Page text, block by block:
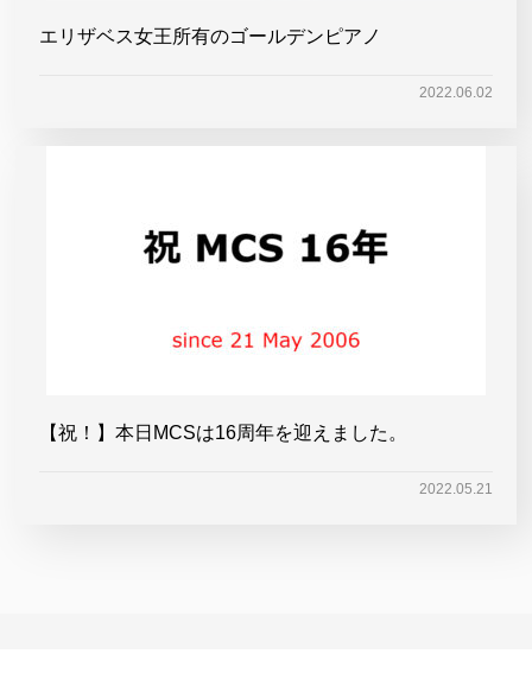
エリザベス女王所有のゴールデンピアノ
2022.06.02
【祝！】本日MCSは16周年を迎えました。
2022.05.21